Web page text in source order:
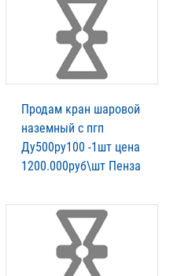
Продам кран шаровой
наземный с пгп
Ду500ру100 -1шт цена
1200.000руб\шт Пенза